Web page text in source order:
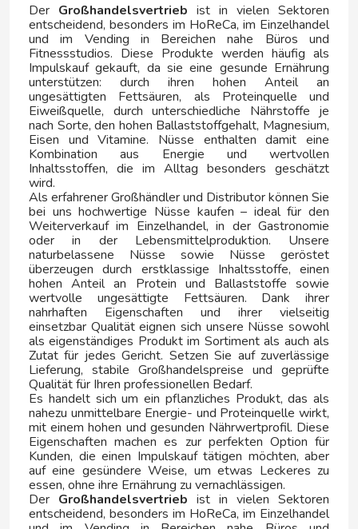
K
KAÑAMERO
KAS
KELIA
KELLOGG´S
KINGPIN
KIT KAT
KNOPPERS
KRYPTON
L
Der Großhandelsvertrieb ist in vielen Sektoren
entscheidend, besonders im HoReCa, im Einzelhandel
und im Vending in Bereichen nahe Büros und
Fitnessstudios. Diese Produkte werden häufig als
Impulskauf gekauft, da sie eine gesunde Ernährung
unterstützen: durch ihren hohen Anteil an
ungesättigten Fettsäuren, als Proteinquelle und
Eiweißquelle, durch unterschiedliche Nährstoffe je
nach Sorte, den hohen Ballaststoffgehalt, Magnesium,
Eisen und Vitamine. Nüsse enthalten damit eine
Kombination aus Energie und wertvollen
Inhaltsstoffen, die im Alltag besonders geschätzt
wird.
Als erfahrener Großhändler und Distributor können Sie
bei uns hochwertige Nüsse kaufen – ideal für den
Weiterverkauf im Einzelhandel, in der Gastronomie
oder in der Lebensmittelproduktion. Unsere
naturbelassene Nüsse sowie Nüsse geröstet
überzeugen durch erstklassige Inhaltsstoffe, einen
hohen Anteil an Protein und Ballaststoffe sowie
wertvolle ungesättigte Fettsäuren. Dank ihrer
nahrhaften Eigenschaften und ihrer vielseitig
einsetzbar Qualität eignen sich unsere Nüsse sowohl
als eigenständiges Produkt im Sortiment als auch als
Zutat für jedes Gericht. Setzen Sie auf zuverlässige
Lieferung, stabile Großhandelspreise und geprüfte
Qualität für Ihren professionellen Bedarf.
Es handelt sich um ein pflanzliches Produkt, das als
nahezu unmittelbare Energie- und Proteinquelle wirkt,
mit einem hohen und gesunden Nährwertprofil. Diese
Eigenschaften machen es zur perfekten Option für
Kunden, die einen Impulskauf tätigen möchten, aber
auf eine gesündere Weise, um etwas Leckeres zu
essen, ohne ihre Ernährung zu vernachlässigen.
Der Großhandelsvertrieb ist in vielen Sektoren
entscheidend, besonders im HoReCa, im Einzelhandel